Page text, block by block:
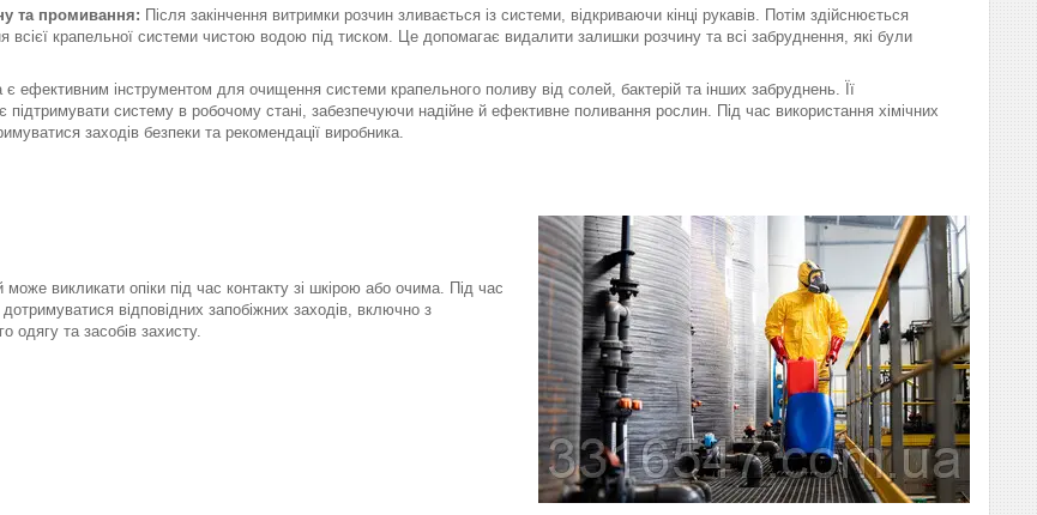
та промивання: Після закінчення витримки розчин зливається із системи, відкриваючи кінці рукавів. Потім здійснюється
всієї крапельної системи чистою водою під тиском. Це допомагає видалити залишки розчину та всі забруднення, які були
ефективним інструментом для очищення системи крапельного поливу від солей, бактерій та інших забруднень. Її
підтримувати систему в робочому стані, забезпечуючи надійне й ефективне поливання рослин. Під час використання хімічних
заходів безпеки та рекомендації виробника.
викликати опіки під час контакту зі шкірою або очима. Під час
відповідних запобіжних заходів, включно з
одягу та засобів захисту.